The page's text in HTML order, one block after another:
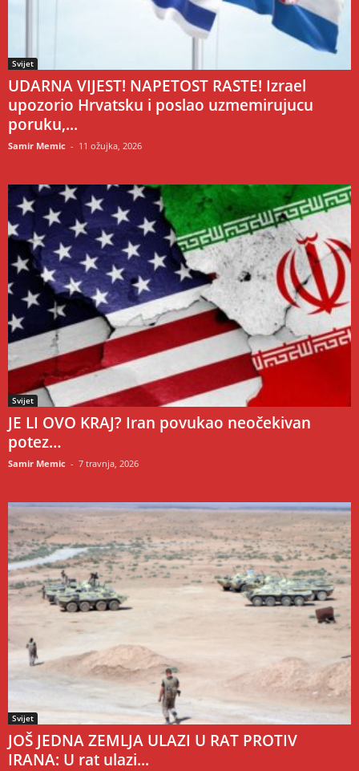
Svijet
UDARNA VIJEST! NAPETOST RASTE! Izrael
upozorio Hrvatsku i poslao uzmemirujucu
poruku,...
Samir Memic - 11 ožujka, 2026
Svijet
JE LI OVO KRAJ? Iran povukao neočekivan
potez…
Samir Memic - 7 travnja, 2026
Svijet
JOŠ JEDNA ZEMLJA ULAZI U RAT PROTIV
IRANA: U rat ulazi...